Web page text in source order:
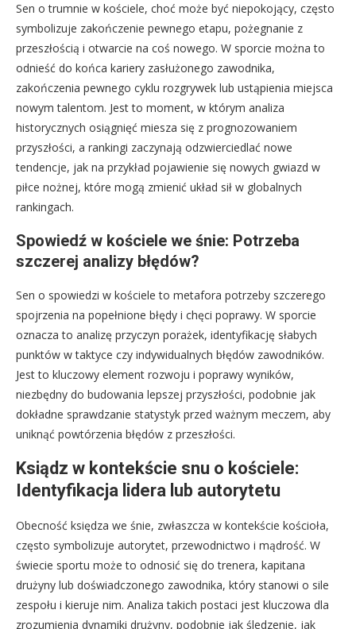
Sen o trumnie w kościele, choć może być niepokojący, często
symbolizuje zakończenie pewnego etapu, pożegnanie z
przeszłością i otwarcie na coś nowego. W sporcie można to
odnieść do końca kariery zasłużonego zawodnika,
zakończenia pewnego cyklu rozgrywek lub ustąpienia miejsca
nowym talentom. Jest to moment, w którym analiza
historycznych osiągnięć miesza się z prognozowaniem
przyszłości, a rankingi zaczynają odzwierciedlać nowe
tendencje, jak na przykład pojawienie się nowych gwiazd w
piłce nożnej, które mogą zmienić układ sił w globalnych
rankingach.
Spowiedź w kościele we śnie: Potrzeba
szczerej analizy błędów?
Sen o spowiedzi w kościele to metafora potrzeby szczerego
spojrzenia na popełnione błędy i chęci poprawy. W sporcie
oznacza to analizę przyczyn porażek, identyfikację słabych
punktów w taktyce czy indywidualnych błędów zawodników.
Jest to kluczowy element rozwoju i poprawy wyników,
niezbędny do budowania lepszej przyszłości, podobnie jak
dokładne sprawdzanie statystyk przed ważnym meczem, aby
uniknąć powtórzenia błędów z przeszłości.
Ksiądz w kontekście snu o kościele:
Identyfikacja lidera lub autorytetu
Obecność księdza we śnie, zwłaszcza w kontekście kościoła,
często symbolizuje autorytet, przewodnictwo i mądrość. W
świecie sportu może to odnosić się do trenera, kapitana
drużyny lub doświadczonego zawodnika, który stanowi o sile
zespołu i kieruje nim. Analiza takich postaci jest kluczowa dla
zrozumienia dynamiki drużyny, podobnie jak śledzenie, jak